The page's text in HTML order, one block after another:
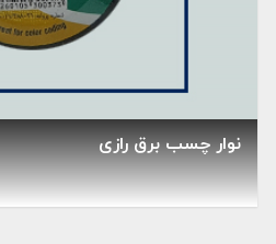
نوار چسب برق رازی